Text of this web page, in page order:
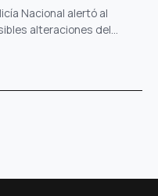
Nacional alertó al
alteraciones del…